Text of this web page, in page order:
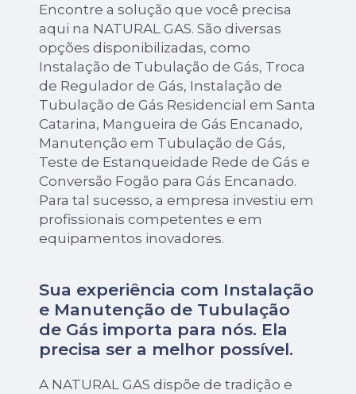
Encontre a solução que você precisa
aqui na NATURAL GAS. São diversas
opções disponibilizadas, como
Instalação de Tubulação de Gás, Troca
de Regulador de Gás, Instalação de
Tubulação de Gás Residencial em Santa
Catarina, Mangueira de Gás Encanado,
Manutenção em Tubulação de Gás,
Teste de Estanqueidade Rede de Gás e
Conversão Fogão para Gás Encanado.
Para tal sucesso, a empresa investiu em
profissionais competentes e em
equipamentos inovadores.
Sua experiência com Instalação
e Manutenção de Tubulação
de Gás importa para nós. Ela
precisa ser a melhor possível.
A NATURAL GAS dispõe de tradição e